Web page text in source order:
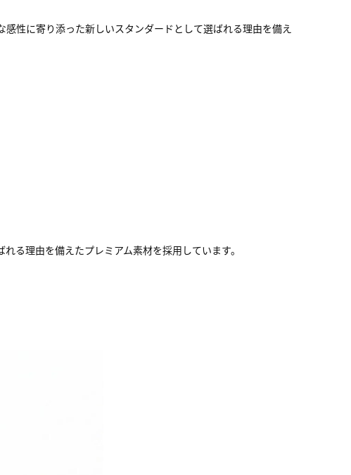
性に寄り添った新しいスタンダードとして選ばれる理由を備え
る理由を備えたプレミアム素材を採用しています。